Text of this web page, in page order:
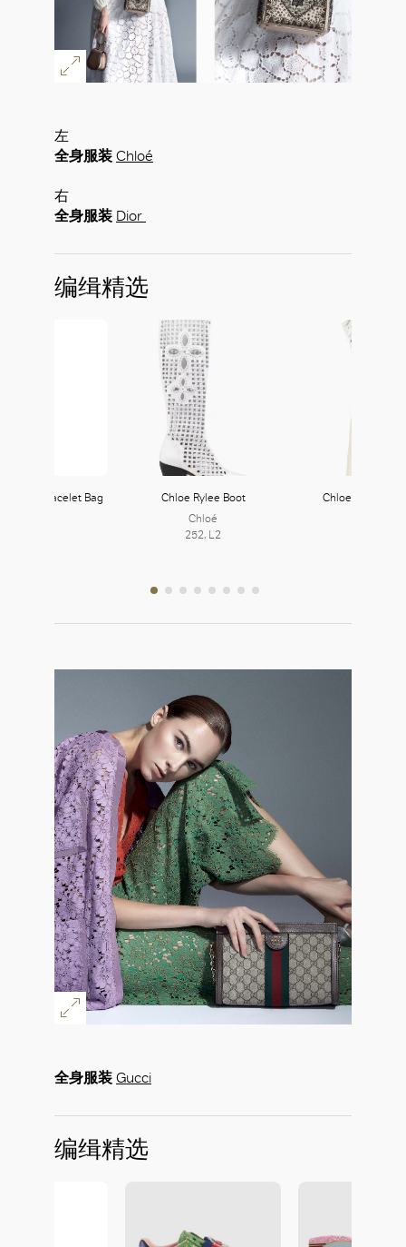
左
全身服装 Chloé
右
全身服装 Dior
编缉精选
Nile Bracelet Bag
Chloe Rylee Boot
Chloé
252, L2
Chloe Victorian
全身服装 Gucci
编缉精选
好